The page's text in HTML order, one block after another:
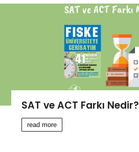
SAT ve ACT Farkı Nedir?
read more